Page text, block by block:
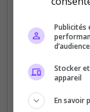
3
4
Publicités
Stocker
appareil
En savoir